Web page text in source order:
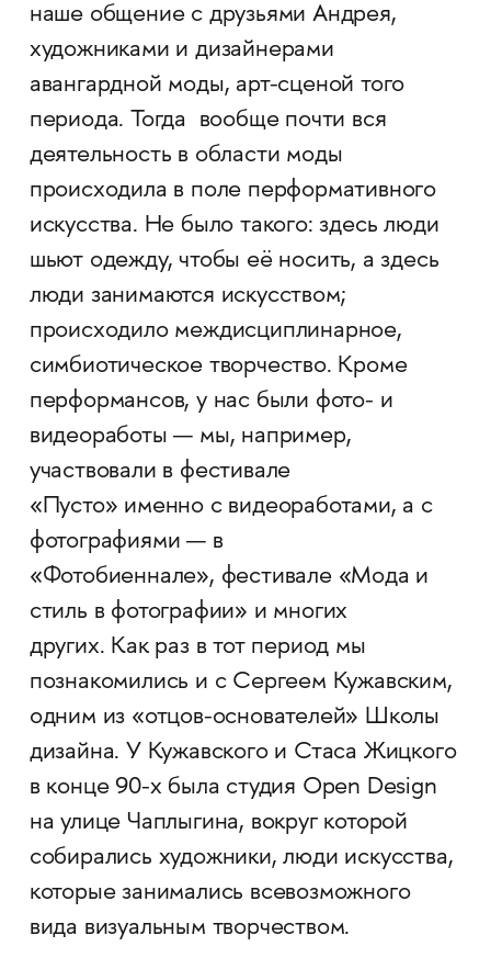
наше общение с друзьями Андрея,
художниками и дизайнерами
авангардной моды, арт-сценой того
периода. Тогда вообще почти вся
деятельность в области моды
происходила в поле перформативного
искусства. Не было такого: здесь люди
шьют одежду, чтобы её носить, а здесь
люди занимаются искусством;
происходило междисциплинарное,
симбиотическое творчество. Кроме
перформансов, у нас были фото- и
видеоработы — мы, например,
участвовали в фестивале
«Пусто» именно с видеоработами, а с
фотографиями — в
«Фотобиеннале», фестивале «Мода и
стиль в фотографии» и многих
других. Как раз в тот период мы
познакомились и с Сергеем Кужавским,
одним из «отцов-основателей» Школы
дизайна. У Кужавского и Стаса Жицкого
в конце 90-х была студия Open Design
на улице Чаплыгина, вокруг которой
собирались художники, люди искусства,
которые занимались всевозможного
вида визуальным творчеством.